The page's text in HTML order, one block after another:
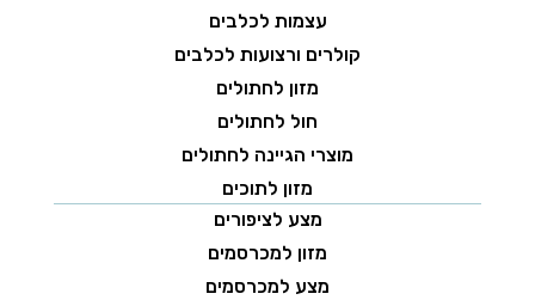
עצמות לכלבים
קולרים ורצועות לכלבים
מזון לחתולים
חול לחתולים
מוצרי הגיינה לחתולים
מזון לתוכים
מצע לציפורים
מזון למכרסמים
מצע למכרסמים